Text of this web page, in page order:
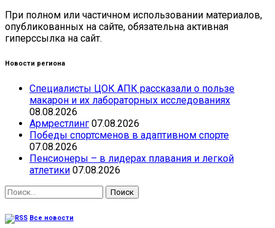
При полном или частичном использовании материалов,
опубликованных на сайте, обязательна активная
гиперссылка на сайт.
Новости региона
Специалисты ЦОК АПК рассказали о пользе
макарон и их лабораторных исследованиях
08.08.2026
Армрестлинг 07.08.2026
Победы спортсменов в адаптивном спорте
07.08.2026
Пенсионеры – в лидерах плавания и легкой
атлетики 07.08.2026
Найти:
Все новости